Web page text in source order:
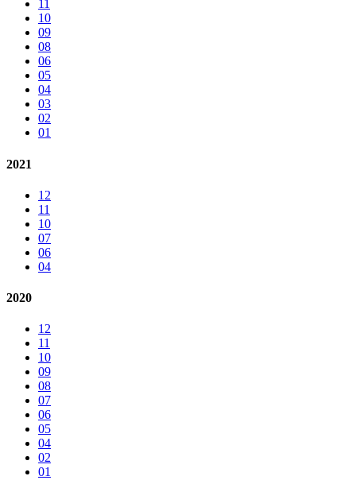
11
10
09
08
06
05
04
03
02
01
2021
12
11
10
07
06
04
2020
12
11
10
09
08
07
06
05
04
02
01